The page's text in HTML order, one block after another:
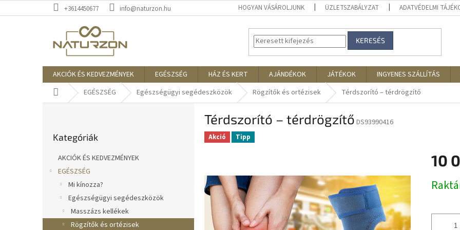
a
+3614450677 info@naturzon.hu HOGYAN VÁSÁROLJUNK ÜZLETSZABÁLYZAT ADATVÉDELMI
KERESÉS
AKCIÓK ÉS KEDVEZMÉNYEK EGÉSZSÉG HÁZ ÉS KERT AJÁNDÉKOK JÁTÉKOK INGYENES SZÁLLÍTÁS
KezdőlapEGÉSZSÉG Egészségügyi segédeszközök Rögzítők és ortézisek Térdszorító – térdrögzítő
e
átugrása
Kategóriák
AKCIÓK ÉS KEDVEZMÉNYEK
EGÉSZSÉG
Mi kínozza?
Egészségügyi segédeszközök
Masszázs kellékek
Rögzítők és ortézisek
Térdszorító – térdrögzítő DS93990416
Akció Tipp
10